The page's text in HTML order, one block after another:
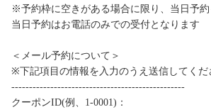
※予約枠に空きがある場合に限り、当日予約
当日予約はお電話のみでの受付となります
＜メール予約について＞
※下記項目の情報を入力のうえ送信してくだ
-------------------------------------------------
クーポンID(例、1-0001)：